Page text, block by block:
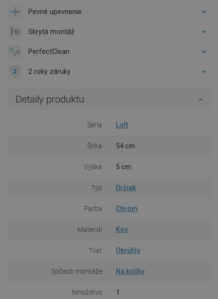
Pevné upevnenie
Skrytá montáž
PerfectClean
2 roky záruky
Detaily produktu
Séria Loft
Šírka 54 cm
Výška 5 cm
Typ Držiak
Farba Chróm
Materiál Kov
Tvar Okrúhly
Spôsob montáže Na kolíky
Množstvo 1